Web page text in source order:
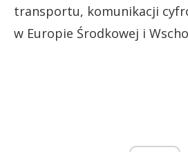
transportu, komunikacji
w Europie Środkowej i